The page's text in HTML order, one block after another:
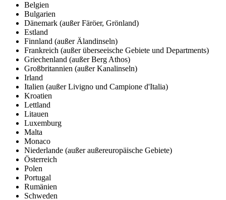
Belgien
Bulgarien
Dänemark (außer Färöer, Grönland)
Estland
Finnland (außer Älandinseln)
Frankreich (außer überseeische Gebiete und Departments)
Griechenland (außer Berg Athos)
Großbritannien (außer Kanalinseln)
Irland
Italien (außer Livigno und Campione d'Italia)
Kroatien
Lettland
Litauen
Luxemburg
Malta
Monaco
Niederlande (außer außereuropäische Gebiete)
Österreich
Polen
Portugal
Rumänien
Schweden